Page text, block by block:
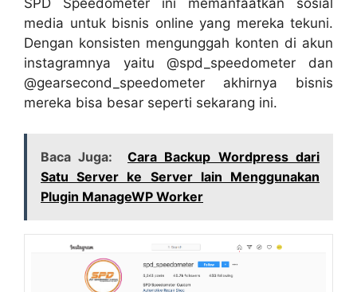
SPD Speedometer ini memanfaatkan sosial
media untuk bisnis online yang mereka tekuni.
Dengan konsisten mengunggah konten di akun
instagramnya yaitu @spd_speedometer dan
@gearsecond_speedometer akhirnya bisnis
mereka bisa besar seperti sekarang ini.
Baca Juga:
Cara Backup Wordpress dari
Satu Server ke Server lain Menggunakan
Plugin ManageWP Worker